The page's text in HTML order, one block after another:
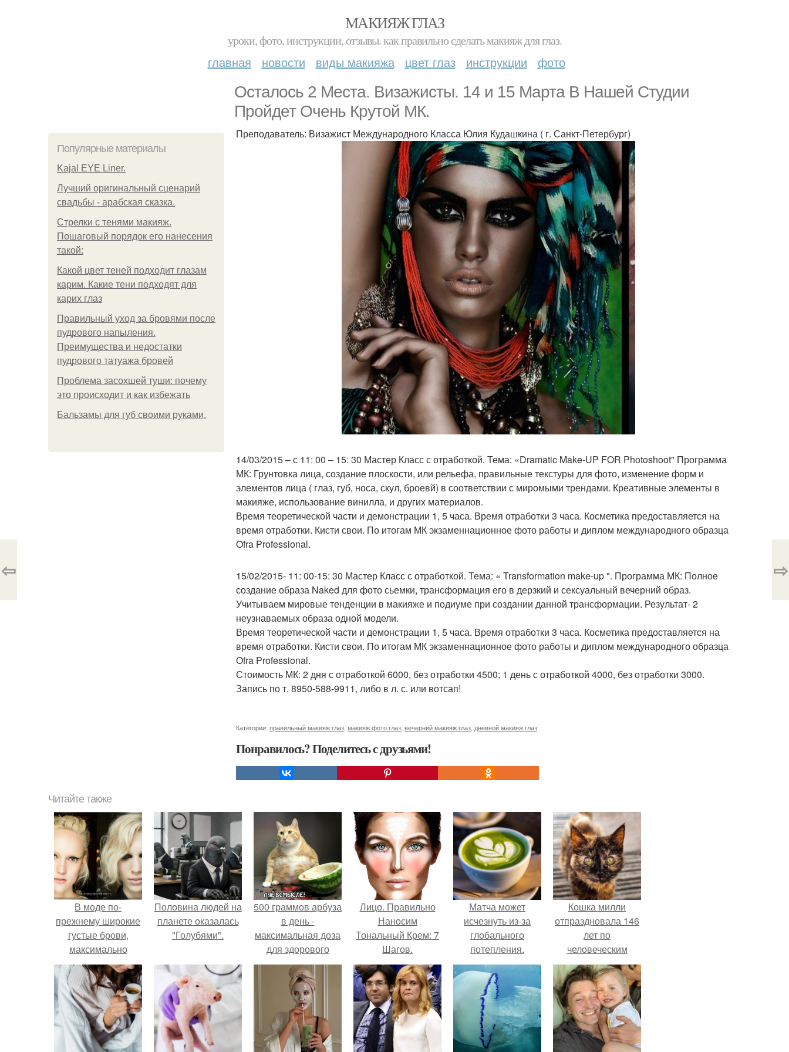
МАКИЯЖ ГЛАЗ
уроки, фото, инструкции, отзывы. как правильно сделать макияж для глаз.
главная новости виды макияжа цвет глаз инструкции фото
Осталось 2 Места. Визажисты. 14 и 15 Марта В Нашей Студии
Пройдет Очень Крутой МК.
Популярные материалы
Kajal EYE Liner.
Лучший оригинальный сценарий
свадьбы - арабская сказка.
Стрелки с тенями макияж.
Пошаговый порядок его нанесения
такой:
Какой цвет теней подходит глазам
карим. Какие тени подходят для
карих глаз
Правильный уход за бровями после
пудрового напыления.
Преимущества и недостатки
пудрового татуажа бровей
Проблема засохшей туши: почему
это происходит и как избежать
Бальзамы для губ своими руками.
Преподаватель: Визажист Международного Класса Юлия Кудашкина ( г. Санкт-Петербург)
14/03/2015 – с 11: 00 – 15: 30 Мастер Класс с отработкой. Тема: «Dramatic Make-UP FOR Photoshoot" Программа
МК: Грунтовка лица, создание плоскости, или рельефа, правильные текстуры для фото, изменение форм и
элементов лица ( глаз, губ, носа, скул, броевй) в соответствии с миромыми трендами. Креативные элементы в
макияже, использование винилла, и других материалов.
Время теоретической части и демонстрации 1, 5 часа. Время отработки 3 часа. Косметика предоставляется на
время отработки. Кисти свои. По итогам МК экзаменнационное фото работы и диплом международного образца
Ofra Professional.
15/02/2015- 11: 00-15: 30 Мастер Класс с отработкой. Тема: « Transformation make-up ". Программа МК: Полное
создание образа Naked для фото сьемки, трансформация его в дерзкий и сексуальный вечерний образ.
Учитываем мировые тенденции в макияже и подиуме при создании данной трансформации. Результат- 2
неузнаваемых образа одной модели.
Время теоретической части и демонстрации 1, 5 часа. Время отработки 3 часа. Косметика предоставляется на
время отработки. Кисти свои. По итогам МК экзаменнационное фото работы и диплом международного образца
Ofra Professional.
Стоимость МК: 2 дня с отработкой 6000, без отработки 4500; 1 день с отработкой 4000, без отработки 3000.
Запись по т. 8950-588-9911, либо в л. с. или вотсап!
Категории: правильный макияж глаз макияж фото глаз вечерний макияж глаз дневной макияж глаз
Понравилось? Поделитесь с друзьями!
⇦ ⇨
Читайте также
В моде по-
прежнему широкие
густые брови,
максимально
приближенные к
естественной
форме.
Половина людей на
планете оказалась
"Голубями".
500 граммов арбуза
в день -
максимальная доза
для здорового
взрослого,
предупредили
врачи.
Лицо. Правильно
Наносим
Тональный Крем: 7
Шагов.
Матча может
исчезнуть из-за
глобального
потепления.
Кошка милли
отпраздновала 146
лет по
человеческим
Меркам и
претендует на
звание самой
старой в мире.